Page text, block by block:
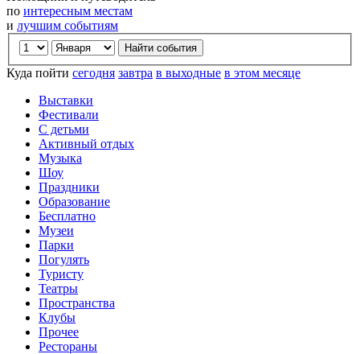
по интересным местам
и лучшим событиям
Куда пойти сегодня завтра в выходные в этом месяце
Выставки
Фестивали
С детьми
Активный отдых
Музыка
Шоу
Праздники
Образование
Бесплатно
Музеи
Парки
Погулять
Туристу
Театры
Пространства
Клубы
Прочее
Рестораны